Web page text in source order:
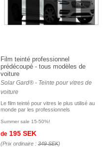
Film teinté professionnel
prédécoupé - tous modèles de
voiture
Solar Gard® - Teinte pour vitres de
voiture
Le film teinté pour vitres le plus utilisé au
monde par les professionnels
Summer sale 15-50%!
de 195 SEK
(Prix ordinaire : 349 SEK)